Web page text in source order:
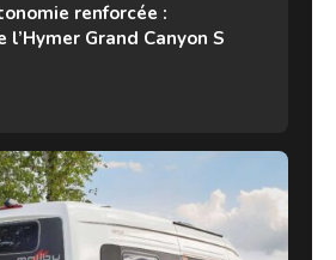
renforcée :
Grand Canyon S